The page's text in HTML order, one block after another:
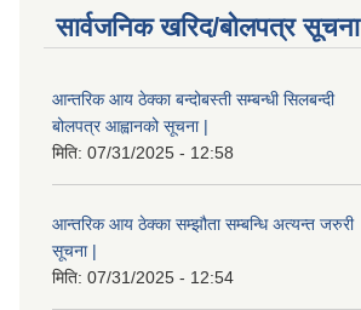
सार्वजनिक खरिद/बोलपत्र सूचना
आन्तरिक आय ठेक्का बन्दोबस्ती सम्बन्धी सिलबन्दी
बोलपत्र आह्वानको सूचना |
मिति: 07/31/2025 - 12:58
आन्तरिक आय ठेक्का सम्झौता सम्बन्धि अत्यन्त जरुरी
सूचना |
मिति: 07/31/2025 - 12:54